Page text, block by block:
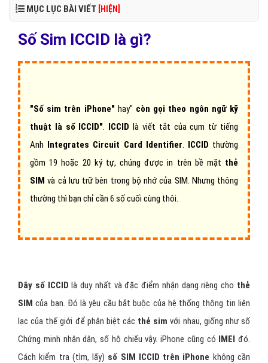
MỤC LỤC BÀI VIẾT [HIỆN]
Số Sim ICCID là gì?
"Số sim trên iPhone"hay" còn gọi theo ngôn ngữ kỹ
thuật là số ICCID". ICCID là viết tắt của cụm từ tiếng
Anh Integrates Circuit Card Identifier. ICCID thường
gồm 19 hoặc 20 ký tự, chúng được in trên bề mặt thẻ
SIM và cả lưu trữ bên trong bộ nhớ của SIM. Nhưng thông
thường thì bạn chỉ cần 6 số cuối cùng thôi.
Dãy số ICCID là duy nhất và đặc điểm nhận dạng riêng cho thẻ
SIM của bạn. Đó là yêu cầu bắt buộc của hệ thống thông tin liên
lạc của thế giới để phân biệt các thẻ sim với nhau, giống như số
Chứng minh nhân dân, số hộ chiếu vậy. iPhone cũng có IMEI đó.
Cách kiểm tra (tìm, lấy) số SIM ICCID trên iPhone không cần